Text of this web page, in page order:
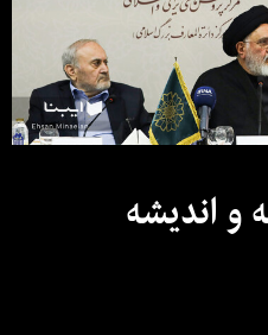
اندیشه